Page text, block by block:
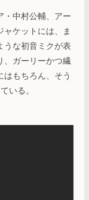
・中村公輔、アー
ャケットには、ま
うな初音ミクが表
、ガーリーかつ繊
もちろん、そう
いる。